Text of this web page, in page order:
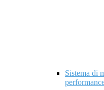
Sistema di